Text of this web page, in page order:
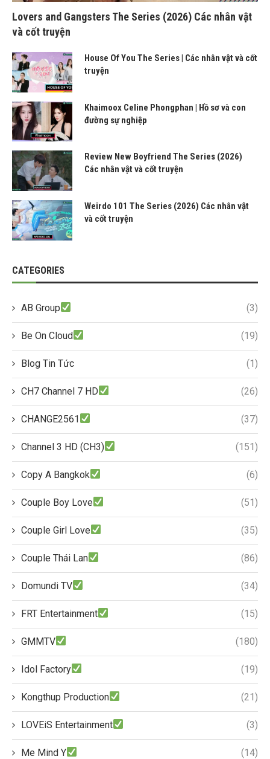
Lovers and Gangsters The Series (2026) Các nhân vật
và cốt truyện
House Of You The Series | Các nhân vật và cốt
truyện
Khaimoox Celine Phongphan | Hồ sơ và con
đường sự nghiệp
Review New Boyfriend The Series (2026)
Các nhân vật và cốt truyện
Weirdo 101 The Series (2026) Các nhân vật
và cốt truyện
CATEGORIES
AB Group (3)
Be On Cloud (19)
Blog Tin Tức (1)
CH7 Channel 7 HD (26)
CHANGE2561 (37)
Channel 3 HD (CH3) (151)
Copy A Bangkok (6)
Couple Boy Love (51)
Couple Girl Love (35)
Couple Thái Lan (86)
Domundi TV (34)
FRT Entertainment (15)
GMMTV (180)
Idol Factory (19)
Kongthup Production (21)
LOVEiS Entertainment (3)
Me Mind Y (14)